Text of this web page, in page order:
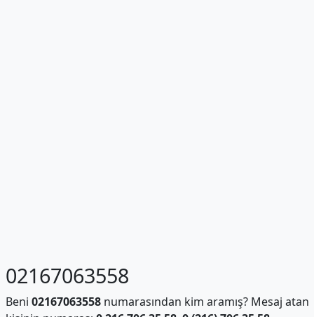
02167063558
Beni 02167063558numarasından kim aramış? Mesaj atan